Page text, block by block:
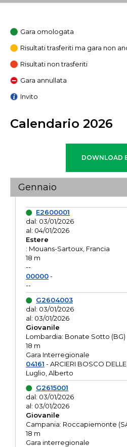
Gara omologata
Risultati trasferiti ma gara non
Risultati non trasferiti
Gara annullata
Invito
Calendario 2026
Gennaio
E2600001
dal: 03/01/2026
al: 04/01/2026
Estere
: Mouans-Sartoux, Francia
18 m
--
00000-
--
G2604003
dal: 03/01/2026
al: 03/01/2026
Giovanile
Lombardia: Bonate Sotto (BG)
18 m
Gara Interregionale
04161 - ARCIERI BOSCO
Luglio, Alberto
G2615001
dal: 03/01/2026
al: 03/01/2026
Giovanile
Campania: Roccapiemonte
18 m
Gara interregionale